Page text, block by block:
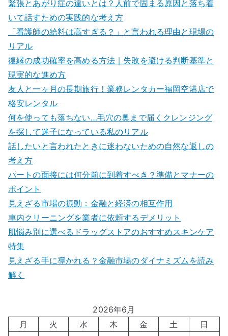
緊張とあがり症の違いとは？人前で固まる原因と落ち着
いて話すための実践的な考え方
「看護師の給料は高すぎる？」と言われる理由と現場の
リアル
復縁の成功確率を高める方法｜失敗を避ける判断基準と
現実的な進め方
友人と一ヶ月の長期旅行！業務レンタカー福岡空港店で
格安レンタル
何を使っても落ちない…毛穴の奥まで届くクレンジング
を探して迷子になっている私のリアル
話したいと言われたときに迷わないための自然な返しの
考え方
パートの面接には何分前に到着すべき？準備とマナーの
ポイント
見えざる市場の振動：金融と経済の相互作用
車内クリーニングを業者に依頼するデメリット
肌悩み別に選べるドラッグストアのおすすめスキンケア
特集
見えざる手に導かれる？金融市場のダイナミズムを読み
解く
2026年6月
月
火 水 木 金 土
日